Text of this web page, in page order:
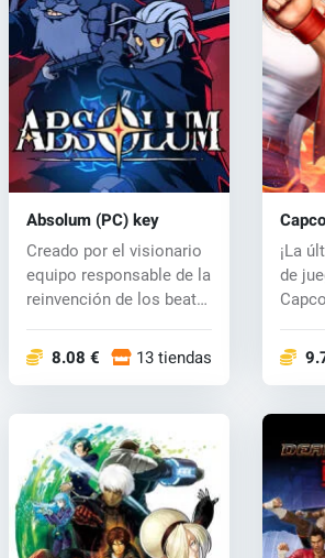
Absolum (PC) key
Creado por el visionario
equipo responsable de la
reinvención de los beat
8.08 € 13 tiendas
¡La
de